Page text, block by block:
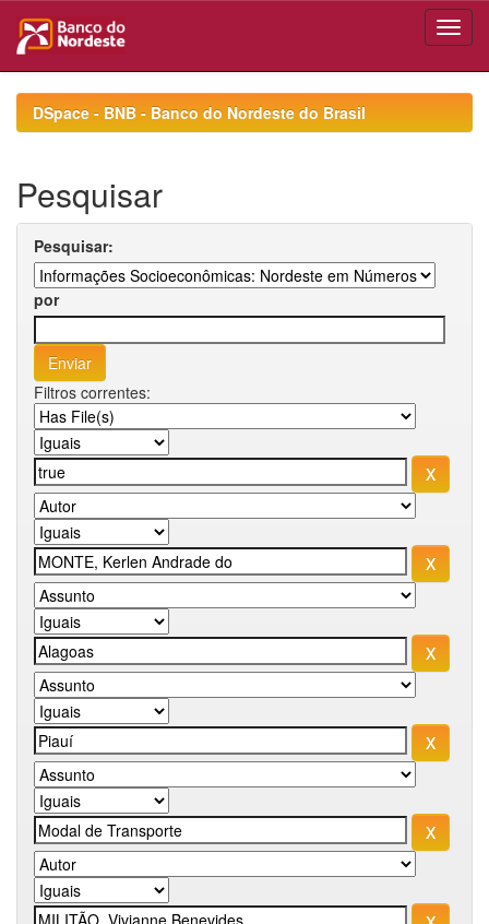
navigationDSpace - BNB - Banco do Nordeste do Brasil
Pesquisar
Pesquisar:
por
Filtros correntes: